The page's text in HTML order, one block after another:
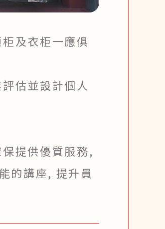
及衣柜一應俱
估並設計個人
提供優質服務,
的講座, 提升員